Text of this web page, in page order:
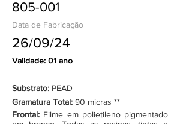
805-001
Data de Fabricação
26/09/24
Validade: 01 ano
Substrato: PEAD
Gramatura Total: 90 micras **
Frontal: Filme em polietileno pigmentado